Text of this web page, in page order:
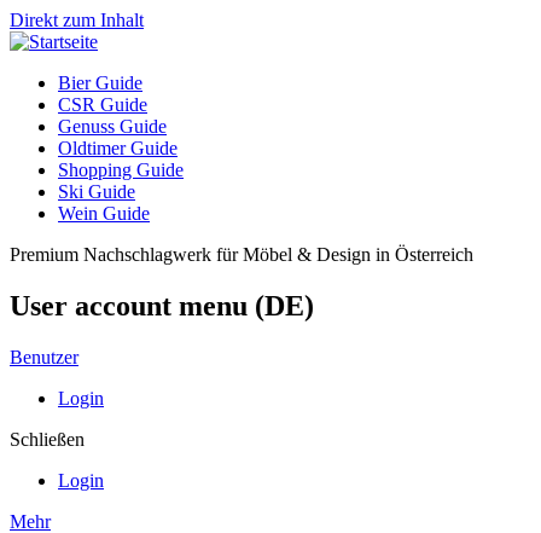
Direkt zum Inhalt
Bier Guide
CSR Guide
Genuss Guide
Oldtimer Guide
Shopping Guide
Ski Guide
Wein Guide
Premium Nachschlagwerk für Möbel & Design in Österreich
User account menu (DE)
Benutzer
Login
Schließen
Login
Mehr